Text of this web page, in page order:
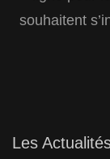
souhaitent
Les